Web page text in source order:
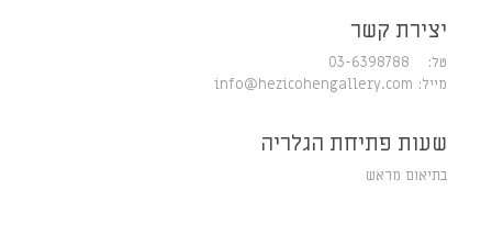
יצירת קשר
טל: 03-6398788
מייל: info@hezicohengallery.com
שעות פתיחת הגלריה
בתיאום מראש